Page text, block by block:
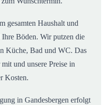
gesamten Haushalt und
Böden. Wir putzen die
Küche, Bad und WC. Das
und unsere Preise in
Kosten.
in Gandesbergen erfolgt